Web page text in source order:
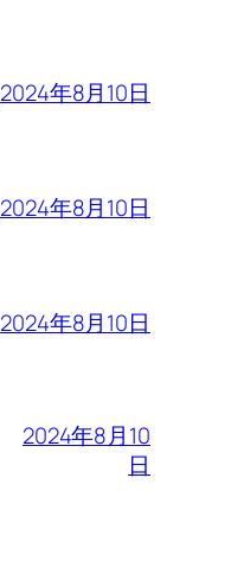
2024年8月10日
2024年8月10日
2024年8月10日
2024年8月10
日